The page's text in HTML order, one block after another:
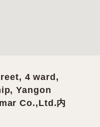
4 ward,
Yangon
Co.,Ltd.内